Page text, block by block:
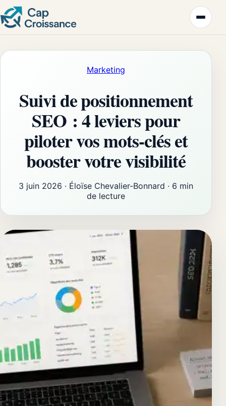
Marketing
Suivi de positionnement
SEO : 4 leviers pour
piloter vos mots-clés et
booster votre visibilité
3 juin 2026 · Éloïse Chevalier-Bonnard · 6 min
de lecture